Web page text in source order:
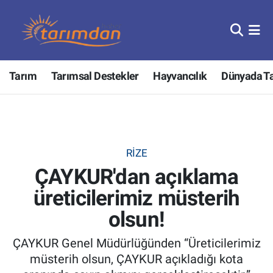
Tarım Tarımsal Destekler Hayvancılık Dünyada
RIZE
ÇAYKUR'dan açıklama
üreticilerimiz müsterih
olsun!
ÇAYKUR Genel Müdürlüğünden “Üreticilerimiz
müsterih olsun, ÇAYKUR açıkladığı kota
Tarım
Hayvancılık
Tarımsal Destekler
Tarım Bakanlığı
Tarım Kredi Kooperatifleri
Nöbetçi Eczaneler
Hava Durumu
Tüm Manşetler
Son Dakika Haberleri